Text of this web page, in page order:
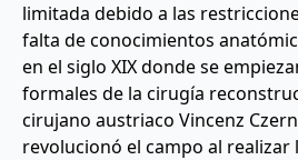
limitada debido a las
falta de conocimientos
en el siglo XIX donde se
formales de la cirugía
cirujano austriaco Vincenz
revolucionó el campo al realizar